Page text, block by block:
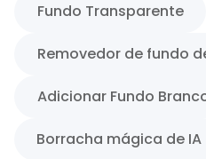
Fundo Transparente
Removedor de fundo
Adicionar Fundo
Borracha mágica de IA